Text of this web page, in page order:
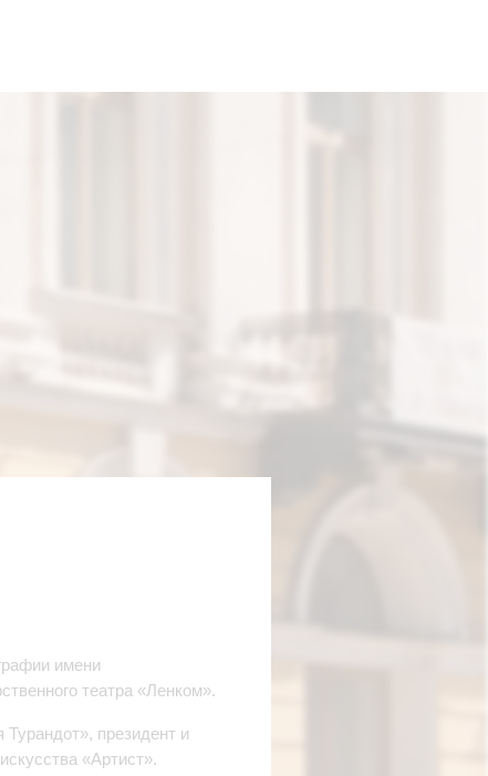
имени
театра «Ленком».
президент и
«Артист».